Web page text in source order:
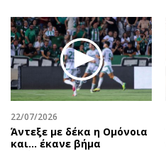
Οικονομία
Real Estate
Επιχειρήσεις
Αγορές
Money Review
AstroBank Properties
Trends
22/07/2026
Άντεξε με δέκα η Ομόνοια
και... έκανε βήμα